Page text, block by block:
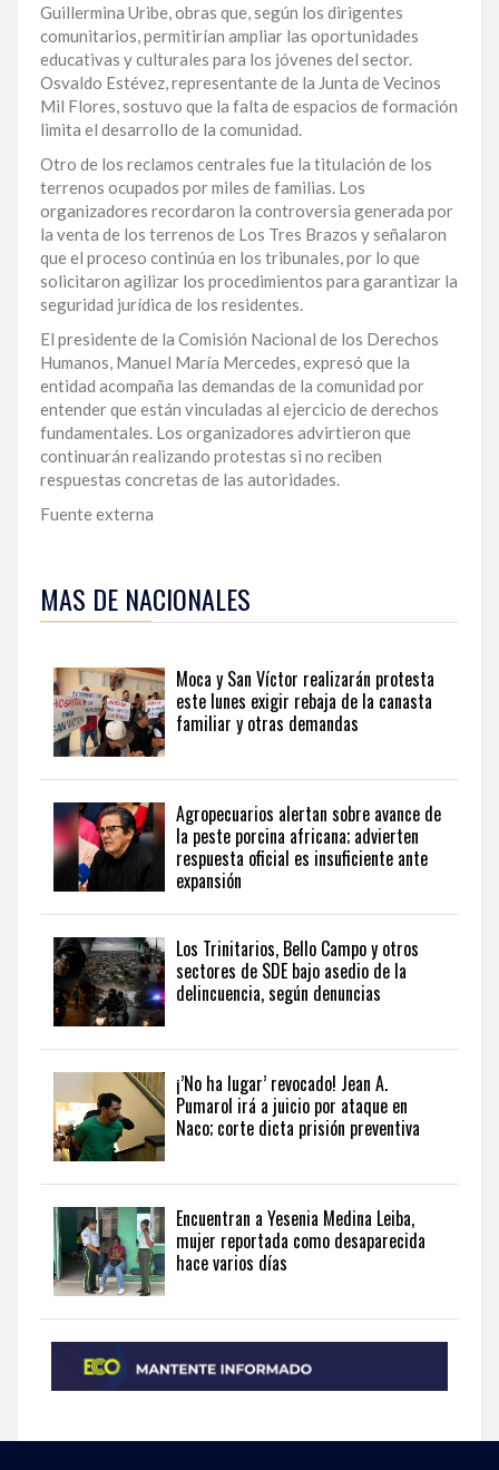
Guillermina Uribe, obras que, según los dirigentes
comunitarios, permitirían ampliar las oportunidades
educativas y culturales para los jóvenes del sector.
Osvaldo Estévez, representante de la Junta de Vecinos
Mil Flores, sostuvo que la falta de espacios de formación
limita el desarrollo de la comunidad.
Otro de los reclamos centrales fue la titulación de los
terrenos ocupados por miles de familias. Los
organizadores recordaron la controversia generada por
la venta de los terrenos de Los Tres Brazos y señalaron
que el proceso continúa en los tribunales, por lo que
solicitaron agilizar los procedimientos para garantizar la
seguridad jurídica de los residentes.
El presidente de la Comisión Nacional de los Derechos
Humanos, Manuel María Mercedes, expresó que la
entidad acompaña las demandas de la comunidad por
entender que están vinculadas al ejercicio de derechos
fundamentales. Los organizadores advirtieron que
continuarán realizando protestas si no reciben
respuestas concretas de las autoridades.
Fuente externa
esta
información
seguir
actualidad
del
país
desde
una
perspectiva
internacional,
visite
the
latest
news
from
the
Dominican
MAS DE NACIONALES
Moca y San Víctor realizarán protesta
este lunes exigir rebaja de la canasta
familiar y otras demandas
Agropecuarios alertan sobre avance de
la peste porcina africana; advierten
respuesta oficial es insuficiente ante
expansión
Los Trinitarios, Bello Campo y otros
sectores de SDE bajo asedio de la
delincuencia, según denuncias
¡’No ha lugar’ revocado! Jean A.
Pumarol irá a juicio por ataque en
Naco; corte dicta prisión preventiva
Encuentran a Yesenia Medina Leiba,
mujer reportada como desaparecida
hace varios días